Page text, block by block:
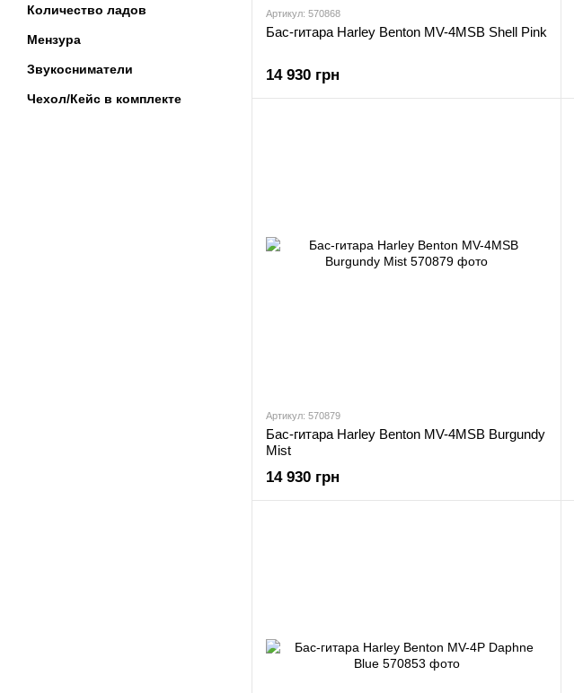
Артикул: 570868
Бас-гитара Harley Benton MV-4MSB Shell Pink
14 930 грн
Артикул: 570879
Бас-гитара Harley Benton MV-4MSB Burgundy
Mist
14 930 грн
Количество ладов
Мензура
Звукосниматели
Чехол/Кейс в комплекте